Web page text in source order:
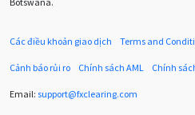
Dừng lại Dừng lỗ
Các điều khoản giao dịch Terms and
Cảnh báo rủi ro Chính sách AML Chính
Email: support@fxclearing.com